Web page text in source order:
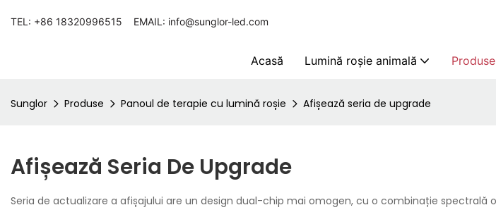
TEL: +86 18320996515 EMAIL: info@sunglor-led.com
Acasă Lumină roșie animală Produse
Sunglor Produse Panoul de terapie cu lumină roșie Afișează seria de upgrade
Afișează Seria De Upgrade
Seria de actualizare a afișajului are un design dual-chip mai omogen, cu o combinație